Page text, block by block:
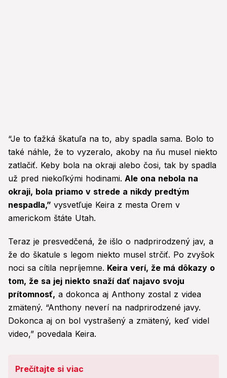
“Je to ťažká škatuľa na to, aby spadla sama. Bolo to
také náhle, že to vyzeralo, akoby na ňu musel niekto
zatlačiť. Keby bola na okraji alebo čosi, tak by spadla
už pred niekoľkými hodinami. Ale ona nebola na
okraji, bola priamo v strede a nikdy predtým
nespadla,” vysvetľuje Keira z mesta Orem v
americkom štáte Utah.
Teraz je presvedčená, že išlo o nadprirodzený jav, a
že do škatule s legom niekto musel strčiť. Po zvyšok
noci sa cítila nepríjemne. Keira verí, že má dôkazy o
tom, že sa jej niekto snaží dať najavo svoju
prítomnosť, a dokonca aj Anthony zostal z videa
zmätený. “Anthony neverí na nadprirodzené javy.
Dokonca aj on bol vystrašený a zmätený, keď videl
video,” povedala Keira.
Prečítajte si viac